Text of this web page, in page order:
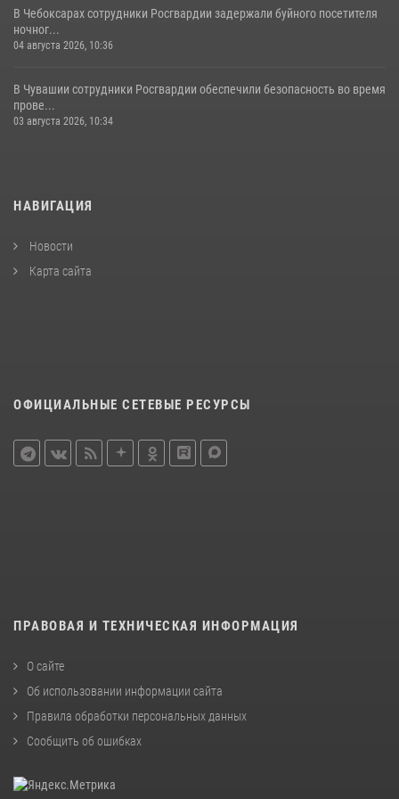
В Чебоксарах сотрудники Росгвардии задержали буйного посетителя
ночног...
04 августа 2026, 10:36
В Чувашии сотрудники Росгвардии обеспечили безопасность во время
прове...
03 августа 2026, 10:34
НАВИГАЦИЯ
Новости
Карта сайта
ОФИЦИАЛЬНЫЕ СЕТЕВЫЕ РЕСУРСЫ
ПРАВОВАЯ И ТЕХНИЧЕСКАЯ ИНФОРМАЦИЯ
О сайте
Об использовании информации сайта
Правила обработки персональных данных
Сообщить об ошибках